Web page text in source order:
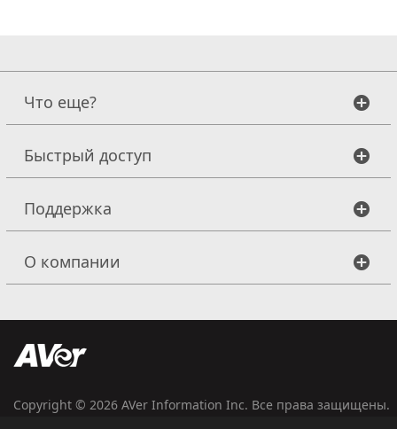
Что еще?
Быстрый доступ
Поддержка
О компании
Copyright © 2026 AVer Information Inc. Все права защищены.